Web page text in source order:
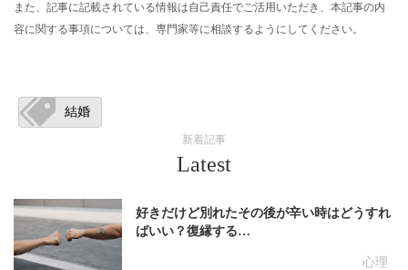
また、記事に記載されている情報は自己責任でご活用いただき、本記事の内
容に関する事項については、専門家等に相談するようにしてください。
結婚
新着記事
Latest
心理
好きだけど別れたその後が辛い時はどうすれ
ばいい？復縁する…